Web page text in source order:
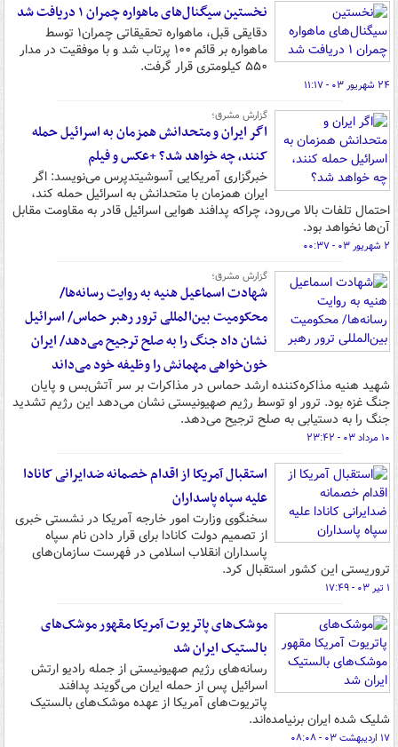
نخستین سیگنال‌های ماهواره چمران ۱ دریافت شد
دقایقی قبل، ماهواره تحقیقاتی چمران۱ توسط
ماهواره بر قائم ۱۰۰ پرتاب شد و با موفقیت در مدار
۵۵۰ کیلومتری قرار گرفت.
۲۴ شهریور ۰۳ - ۱۱:۱۷
گزارش مشرق؛
اگر ایران و متحدانش همزمان به اسرائیل حمله
کنند، چه خواهد شد؟ +عکس و فیلم
خبرگزاری آمریکایی آسوشیتدپرس می‌نویسد: اگر
ایران همزمان با متحدانش به اسرائیل حمله کند،
احتمال تلفات بالا می‌رود، چراکه پدافند هوایی اسرائیل قادر به مقاومت مقابل
آن‌ها نخواهد بود.
۲ شهریور ۰۳ - ۰۰:۳۷
گزارش مشرق؛
شهادت اسماعیل هنیه به روایت رسانه‌ها/
محکومیت بین‌المللی ترور رهبر حماس/ اسرائیل
نشان داد جنگ را به صلح ترجیح می‌دهد/ ایران
خون‌خواهی مهمانش را وظیفه خود می‌داند
شهید هنیه مذاکره‌کننده ارشد حماس در مذاکرات بر سر آتش‌بس و پایان
جنگ غزه بود. ترور او توسط رژیم صهیونیستی نشان می‌دهد این رژیم تشدید
جنگ را به دستیابی به صلح ترجیح می‌دهد.
۱۰ مرداد ۰۳ - ۲۳:۴۲
استقبال آمریکا از اقدام خصمانه ضدایرانی کانادا
علیه سپاه پاسداران
سخنگوی وزارت امور خارجه آمریکا در نشستی خبری
از تصمیم دولت کانادا برای قرار دادن نام سپاه
پاسداران انقلاب اسلامی در فهرست سازمان‌های
تروریستی این کشور استقبال کرد.
۱ تیر ۰۳ - ۱۷:۴۹
موشک‌های پاتریوت آمریکا مقهور موشک‌های
بالستیک ایران شد
رسانه‌های رژیم صهیونیستی از جمله رادیو ارتش
اسرائیل پس از حمله ایران می‌گویند پدافند
پاتریوت‌های آمریکا از عهده موشک‌های بالستیک
شلیک شده ایران برنیامده‌اند.
۱۷ اردیبهشت ۰۳ - ۰۸:۰۸